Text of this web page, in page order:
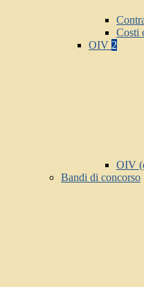
Costi
OIV 2
OIV
Bandi di concorso